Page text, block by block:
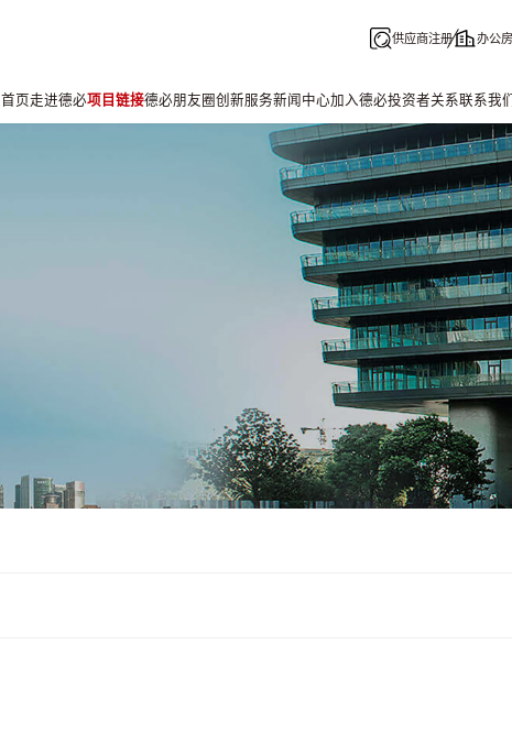
供应商注册 办公
首页走进德必项目链接德必朋友圈创新服务新闻中心加入德必投资者关系联系我